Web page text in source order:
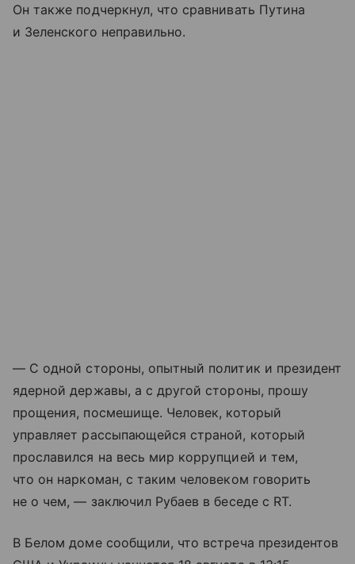
Он также подчеркнул, что сравнивать Путина
и Зеленского неправильно.
— С одной стороны, опытный политик и президент
ядерной державы, а с другой стороны, прошу
прощения, посмешище. Человек, который
управляет рассыпающейся страной, который
прославился на весь мир коррупцией и тем,
что он наркоман, с таким человеком говорить
не о чем, — заключил Рубаев в беседе с RT.
В Белом доме сообщили, что встреча президентов